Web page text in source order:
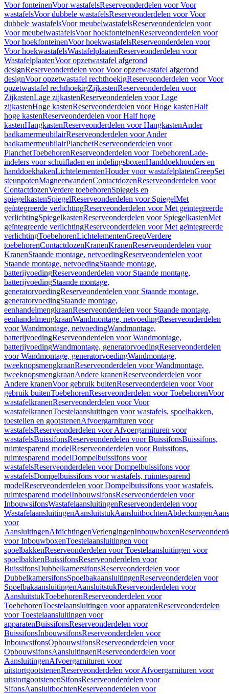
Voor fonteinenVoor wastafelsReserveonderdelen voor Voor
wastafelsVoor dubbele wastafelsReserveonderdelen voor Voor
dubbele wastafelsVoor meubelwastafelsReserveonderdelen voor
Voor meubelwastafelsVoor hoekfonteinenReserveonderdelen voor
Voor hoekfonteinenVoor hoekwastafelsReserveonderdelen voor
Voor hoekwastafelsWastafelplaatenReserveonderdelen voor
WastafelplaatenVoor opzetwastafel afgerond
designReserveonderdelen voor Voor opzetwastafel afgerond
designVoor opzetwastafel rechthoekigReserveonderdelen voor Voor
opzetwastafel rechthoekigZijkastenReserveonderdelen voor
ZijkastenLage zijkastenReserveonderdelen voor Lage
zijkastenHoge kastenReserveonderdelen voor Hoge kastenHalf
hoge kastenReserveonderdelen voor Half hoge
kastenHangkastenReserveonderdelen voor HangkastenAnder
badkamermeubilairReserveonderdelen voor Ander
badkamermeubilairPlanchetReserveonderdelen voor
PlanchetToebehorenReserveonderdelen voor ToebehorenLade-
indelers voor schuifladen en indelingsboxenHanddoekhouders en
handdoekhakenLichtelementenHouder voor wastafelplatenGreepSet
steunpotenMagneetwandenContactdozenReserveonderdelen voor
ContactdozenVerdere toebehorenSpiegels en
spiegelkastenSpiegelReserveonderdelen voor SpiegelMet
geïntegreerde verlichtingReserveonderdelen voor Met geïntegreerde
verlichtingSpiegelkastenReserveonderdelen voor SpiegelkastenMet
geïntegreerde verlichtingReserveonderdelen voor Met geïntegreerde
verlichtingToebehorenLichtelementenGreepVerdere
toebehorenContactdozenKranenKranenReserveonderdelen voor
KranenStaande montage, netvoedingReserveonderdelen voor
Staande montage, netvoedingStaande montage,
batterijvoedingReserveonderdelen voor Staande montage,
batterijvoedingStaande montage,
generatorvoedingReserveonderdelen voor Staande montage,
generatorvoedingStaande montage,
eenhandelmengkraanReserveonderdelen voor Staande montage,
eenhandelmengkraanWandmontage, netvoedingReserveonderdelen
voor Wandmontage, netvoedingWandmontage,
batterijvoedingReserveonderdelen voor Wandmontage,
batterijvoedingWandmontage, generatorvoedingReserveonderdelen
voor Wandmontage, generatorvoedingWandmontage,
tweeknopsmengkraanReserveonderdelen voor Wandmontage,
tweeknopsmengkraanAndere kranenReserveonderdelen voor
Andere kranenVoor gebruik buitenReserveonderdelen voor Voor
gebruik buitenToebehorenReserveonderdelen voor ToebehorenVoor
wastafelkranenReserveonderdelen voor Voor
wastafelkranenToestelaansluitingen voor wastafels, spoelbakken,
toestellen en gootstenenAfvoergarnituren voor
wastafelsReserveonderdelen voor Afvoergarnituren voor
wastafelsBuissifonsReserveonderdelen voor BuissifonsBuissifons,
ruimtesparend modelReserveonderdelen voor Buissifons,
ruimtesparend modelDompelbuissifons voor
wastafelsReserveonderdelen voor Dompelbuissifons voor
wastafelsDompelbuissifons voor wastafels, ruimtesparend
modelReserveonderdelen voor Dompelbuissifons voor wastafels,
ruimtesparend modelInbouwsifonsReserveonderdelen voor
InbouwsifonsWastafelaansluitingenReserveonderdelen voor
WastafelaansluitingenAansluitstukAansluitbochtenAbdeckungen
voor
AansluitingenAfdichtingenVerlengingenInbouwboxen
voor InbouwboxenToestelaansluitingen voor
spoelbakkenReserveonderdelen voor Toestelaansluitingen voor
spoelbakkenBuissifonsReserveonderdelen voor
BuissifonsDubbelkamersifonsReserveonderdelen voor
DubbelkamersifonsSpoelbakaansluitingenReserveonderdelen voor
SpoelbakaansluitingenAansluitstukReserveonderdelen voor
AansluitstukToebehorenReserveonderdelen voor
ToebehorenToestelaansluitingen voor apparatenReserveonderdelen
voor Toestelaansluitingen voor
apparatenBuissifonsReserveonderdelen voor
BuissifonsInbouwsifonsReserveonderdelen voor
InbouwsifonsOpbouwsifonsReserveonderdelen voor
OpbouwsifonsAansluitingenReserveonderdelen voor
AansluitingenAfvoergarnituren voor
uitstortgootstenenReserveonderdelen voor Afvoergarnituren voor
uitstortgootstenenSifonsReserveonderdelen voor
SifonsAansluitbochtenReserveonderdelen voor